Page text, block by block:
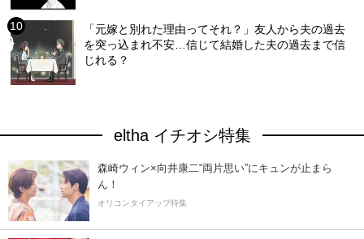
「元嫁と別れた理由ってそれ？」友人から夫の過去
を突っ込まれ不安…信じて結婚した夫の過去まで信
じれる？
eltha イチオシ特集
森崎ウィン×向井康二“両片思い”にキュンが止まら
ん！
オリコンタイアップ特集